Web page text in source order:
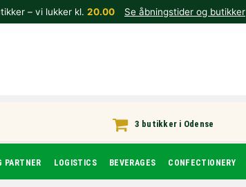
– vi lukker kl. 20.00 Se åbningstider og butikker
3 butikker i Odense
PARTNER LOGISTICS BEVERAGES CONFECTIONERY